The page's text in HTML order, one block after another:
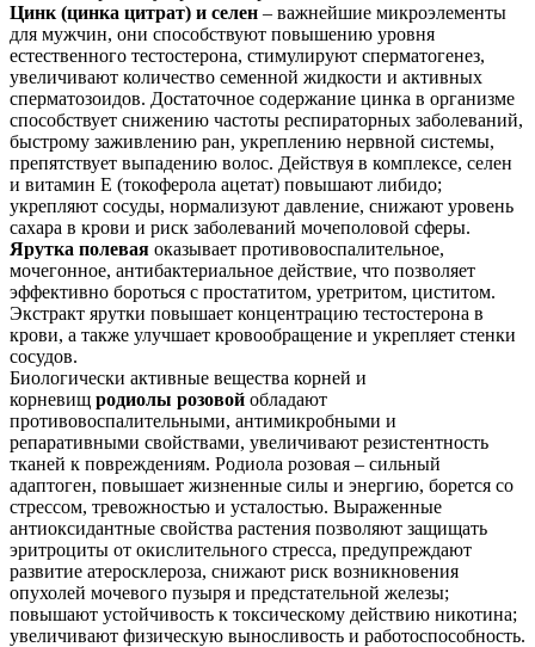
Цинк (цинка цитрат) и селен – важнейшие микроэлементы
для мужчин, они способствуют повышению уровня
естественного тестостерона, стимулируют сперматогенез,
увеличивают количество семенной жидкости и активных
сперматозоидов. Достаточное содержание цинка в организме
способствует снижению частоты респираторных заболеваний,
быстрому заживлению ран, укреплению нервной системы,
препятствует выпадению волос. Действуя в комплексе, селен
и витамин Е (токоферола ацетат) повышают либидо;
укрепляют сосуды, нормализуют давление, снижают уровень
сахара в крови и риск заболеваний мочеполовой сферы.
Ярутка полевая оказывает противовоспалительное,
мочегонное, антибактериальное действие, что позволяет
эффективно бороться с простатитом, уретритом, циститом.
Экстракт ярутки повышает концентрацию тестостерона в
крови, а также улучшает кровообращение и укрепляет стенки
сосудов.
Биологически активные вещества корней и
корневищ родиолы розовой обладают
противовоспалительными, антимикробными и
репаративными свойствами, увеличивают резистентность
тканей к повреждениям. Родиола розовая – сильный
адаптоген, повышает жизненные силы и энергию, борется со
стрессом, тревожностью и усталостью. Выраженные
антиоксидантные свойства растения позволяют защищать
эритроциты от окислительного стресса, предупреждают
развитие атеросклероза, снижают риск возникновения
опухолей мочевого пузыря и предстательной железы;
повышают устойчивость к токсическому действию никотина;
увеличивают физическую выносливость и работоспособность.